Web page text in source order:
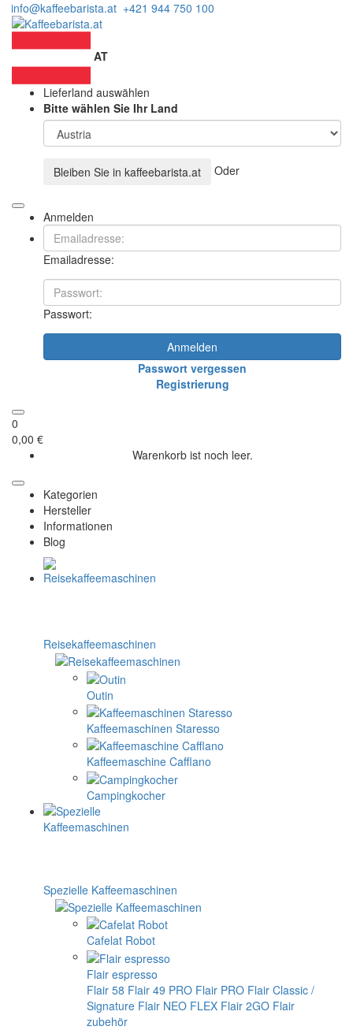
info@kaffeebarista.at +421 944 750 100
AT
Lieferland auswählen
Bitte wählen Sie Ihr Land
Bleiben Sie in kaffeebarista.at Oder
Anmelden
Emailadresse:
Passwort:
Anmelden
Passwort vergessen
Registrierung
0
0,00 €
Warenkorb ist noch leer.
Kategorien
Hersteller
Informationen
Blog
Reisekaffeemaschinen
Outin
Kaffeemaschinen Staresso
Kaffeemaschine Cafflano
Campingkocher
Spezielle Kaffeemaschinen
Cafelat Robot
Flair espresso
Flair 58 Flair 49 PRO Flair PRO Flair Classic /
Signature Flair NEO FLEX Flair 2GO Flair
zubehör